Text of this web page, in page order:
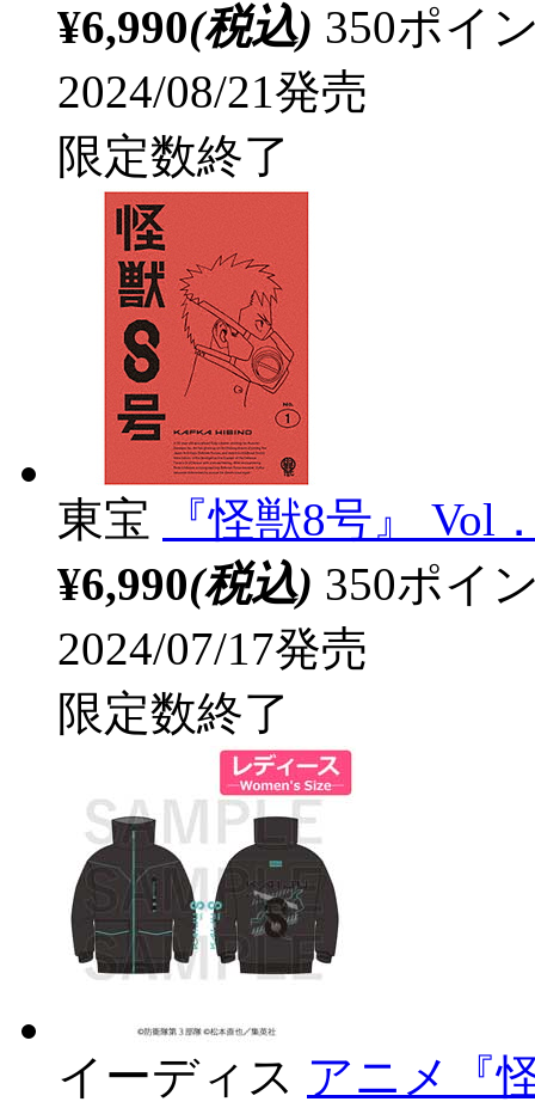
¥6,990(税込) 350ポイ
2024/08/21発売
限定数終了
東宝
『怪獣8号』 Vol
¥6,990(税込) 350ポイ
2024/07/17発売
限定数終了
イーディス アニメ『